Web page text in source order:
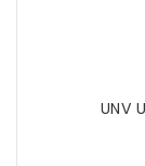
UNV